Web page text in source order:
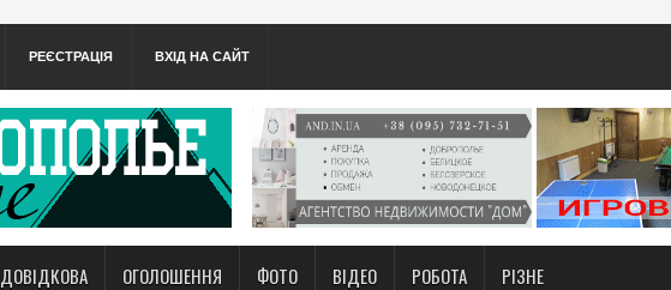
РЕЄСТРАЦІЯ ВХІД НА САЙТ
ДОВІДКОВА ОГОЛОШЕННЯ ФОТО ВІДЕО РОБОТА РІЗНЕ